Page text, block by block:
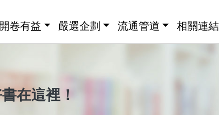
卷有益 嚴選企劃 流通管道 相關連結
在這裡！